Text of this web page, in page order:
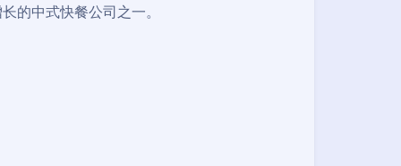
的中式快餐公司之一。